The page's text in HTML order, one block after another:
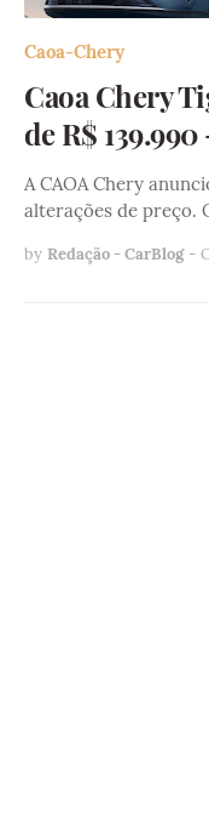
Caoa-Chery
Caoa Chery
de R$
A CAOA Chery
alterações de preço.
by Redação - CarBlog -